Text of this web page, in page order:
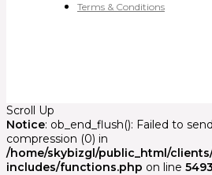
Terms & Conditions
Scroll Up
Notice: ob_end_flush(): Failed to
compression (0) in
/home/skybizgl/public_html/
includes/functions.php on line 5493